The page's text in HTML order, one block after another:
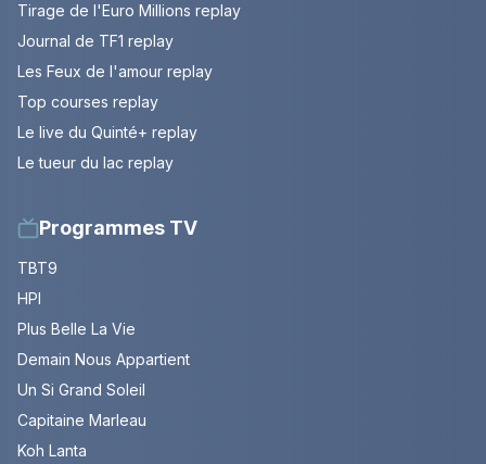
Tirage de l'Euro Millions replay
Journal de TF1 replay
Les Feux de l'amour replay
Top courses replay
Le live du Quinté+ replay
Le tueur du lac replay
Programmes TV
TBT9
HPI
Plus Belle La Vie
Demain Nous Appartient
Un Si Grand Soleil
Capitaine Marleau
Koh Lanta